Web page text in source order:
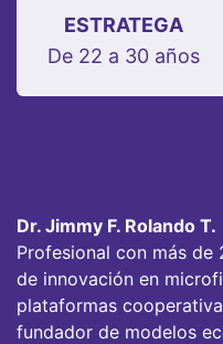
ESTRATEGA
De 22 a 30 años
Dr. Jimmy F. Rolando T.
Profesional con más
de innovación en
plataformas
fundador de modelos